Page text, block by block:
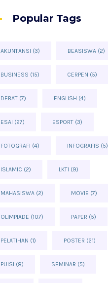
Popular Tags
AKUNTANSI (3) BEASISWA (2)
BUSINESS (15) CERPEN (5)
DEBAT (7) ENGLISH (4)
ESAI (27) ESPORT (3)
FOTOGRAFI (4) INFOGRAFIS (5)
ISLAMIC (2) LKTI (9)
MAHASISWA (2) MOVIE (7)
OLIMPIADE (107) PAPER (5)
PELATIHAN (1) POSTER (21)
PUISI (8) SEMINAR (5)